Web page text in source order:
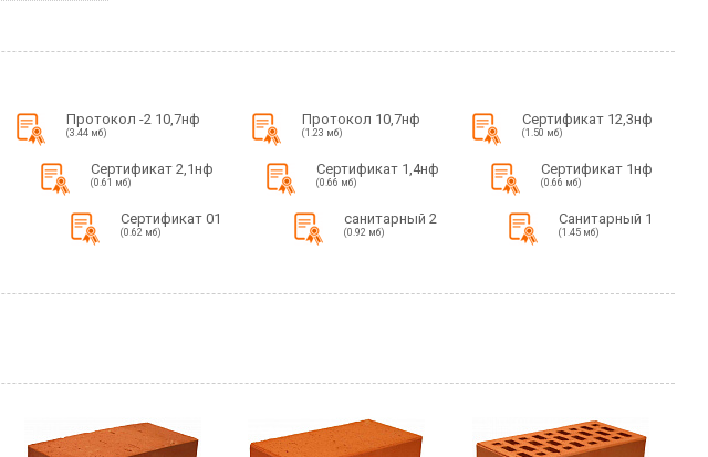
Протокол -2 10,7нф
(3.44 мб)
Протокол 10,7нф
(1.23 мб)
Сертификат 12,3нф
(1.50 мб)
Сертификат 2,1нф
(0.61 мб)
Сертификат 1,4нф
(0.66 мб)
Сертификат 1нф
(0.66 мб)
Сертификат 01
(0.62 мб)
санитарный 2
(0.92 мб)
Санитарный 1
(1.45 мб)